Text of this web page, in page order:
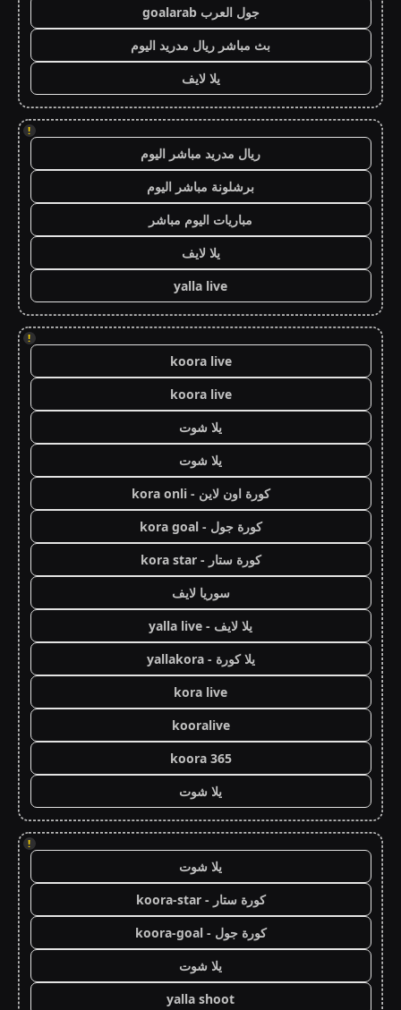
جول العرب goalarab
بث مباشر ريال مدريد اليوم
يلا لايف
!
ريال مدريد مباشر اليوم
برشلونة مباشر اليوم
مباريات اليوم مباشر
يلا لايف
yalla live
!
koora live
koora live
يلا شوت
يلا شوت
كورة اون لاين - kora onli
كورة جول - kora goal
كورة ستار - kora star
سوريا لايف
يلا لايف - yalla live
يلا كورة - yallakora
kora live
kooralive
koora 365
يلا شوت
!
يلا شوت
كورة ستار - koora-star
كورة جول - koora-goal
يلا شوت
yalla shoot